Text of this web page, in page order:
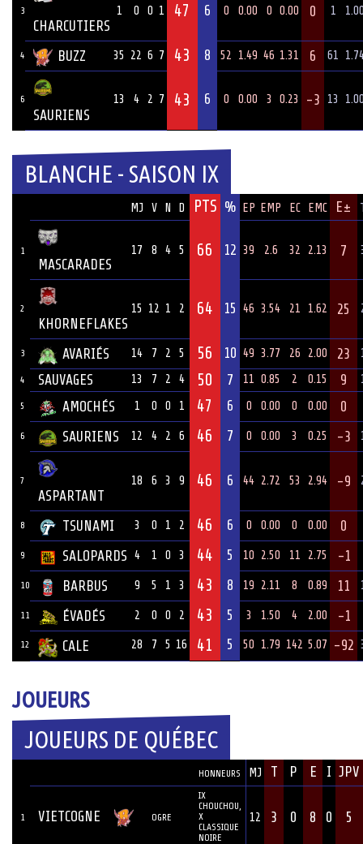
3
CHARCUTIERS
1 0 0 1 47 6 0 0.00 0 0.00 0 1
4 BUZZ 35 22 6 7 43 8 52 1.49 46 1.31 6 61
6
SAURIENS
13 4 2 7 43 6 0 0.00 3 0.23 -3 13
BLANCHE - SAISON IX
MJ V N D PTS % EP EMP EC EMC E±
1
MASCARADES
17 8 4 5 66 12 39 2.6 32 2.13 7
2
KHORNEFLAKES
15 12 1 2 64 15 46 3.54 21 1.62 25
3 AVARIÉS 14 7 2 5 56 10 49 3.77 26 2.00 23
4 SAUVAGES 13 7 2 4 50 7 11 0.85 2 0.15 9
5 AMOCHÉS 1 0 0 1 47 6 0 0.00 0 0.00 0
6 SAURIENS 12 4 2 6 46 7 0 0.00 3 0.25 -3
7
ASPARTANT
18 6 3 9 46 6 44 2.72 53 2.94 -9
8 TSUNAMI 3 0 1 2 46 6 0 0.00 0 0.00 0
9 SALOPARDS 4 1 0 3 44 5 10 2.50 11 2.75 -1
10 BARBUS 9 5 1 3 43 8 19 2.11 8 0.89 11
11 ÉVADÉS 2 0 0 2 43 5 3 1.50 4 2.00 -1
12 CALE 28 7 5 16 41 5 50 1.79 142 5.07 -92
JOUEURS
JOUEURS DE QUÉBEC
HONNEURS MJ T P E I JPV
1 VIETCOGNE OGRE
IX
CHOUCHOU,
X
CLASSIQUE
NOIRE
12 3 0 8 0 5